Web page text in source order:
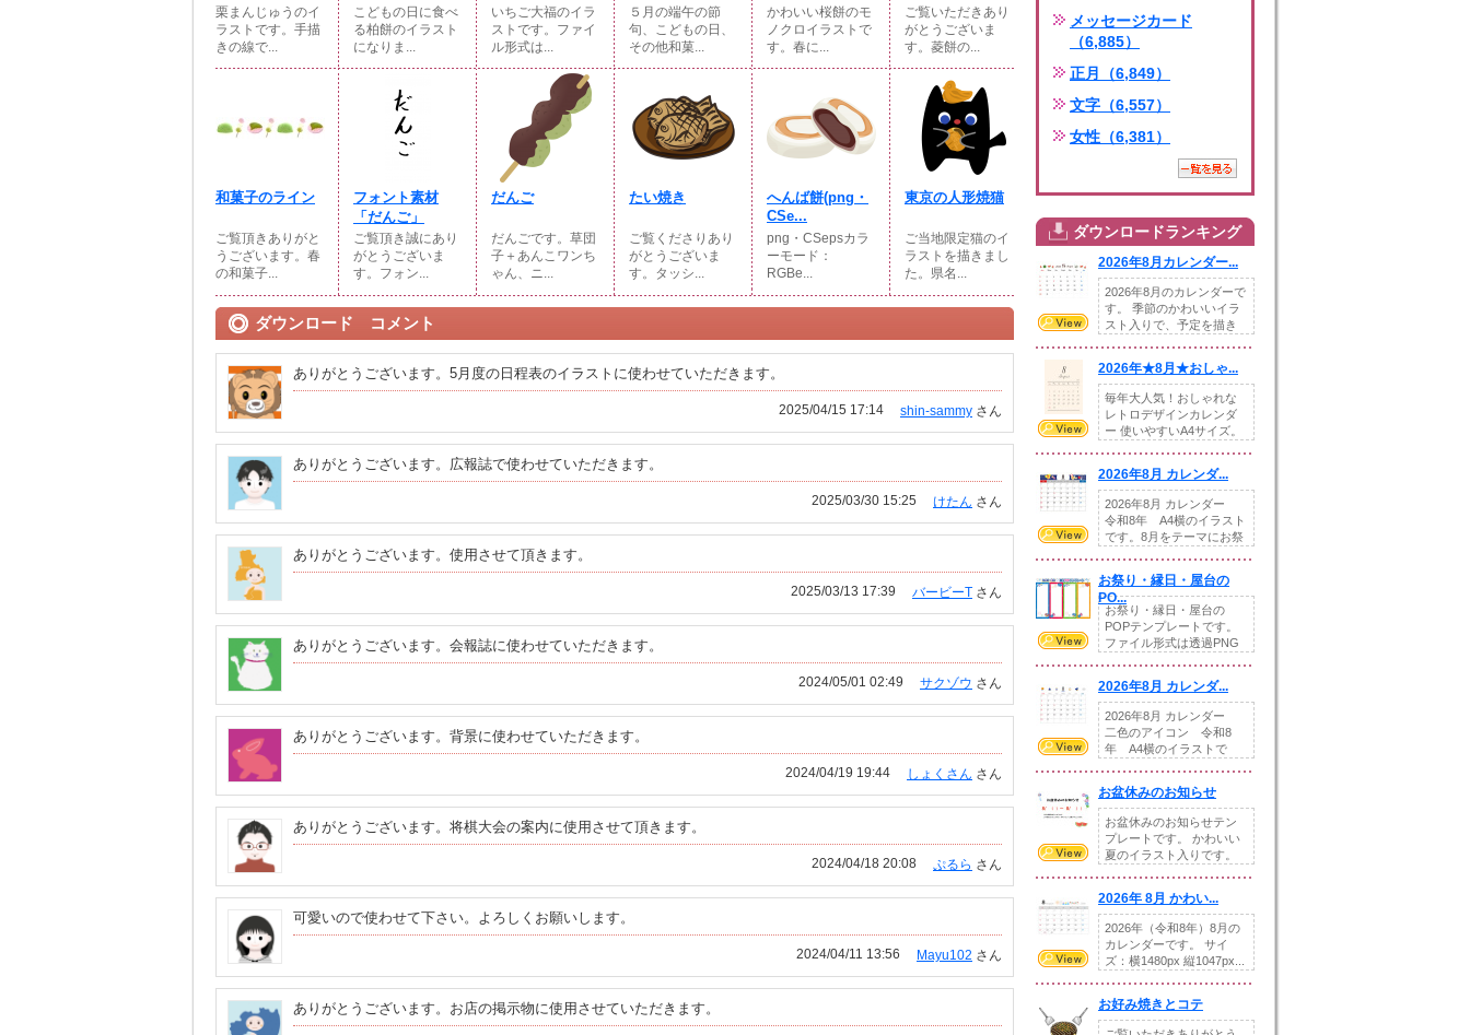
栗まんじゅうのイ
ラストです。手描
きの線で...
こどもの日に食べ
る柏餅のイラスト
になりま...
いちご大福のイラ
ストです。ファイ
ル形式は...
５月の端午の節
句、こどもの日、
その他和菓...
かわいい桜餅のモ
ノクロイラストで
す。春に...
ご覧いただきあり
がとうございま
す。菱餅の...
和菓子のライン
ご覧頂きありがと
うございます。春
の和菓子...
フォント素材
「だんご」
ご覧頂き誠にあり
がとうございま
す。フォン...
だんご
だんごです。草団
子＋あんこワンち
ゃん、ニ...
たい焼き
ご覧くださりあり
がとうございま
す。タッシ...
へんば餅(png・
CSe...
png・CSepsカラ
ーモード：
RGBe...
東京の人形焼猫
ご当地限定猫のイ
ラストを描きまし
た。県名...
ダウンロード コメント
ありがとうございます。5月度の日程表のイラストに使わせていただきます。
shin-sammy さん
2025/04/15 17:14
ありがとうございます。広報誌で使わせていただきます。
けたん さん
2025/03/30 15:25
ありがとうございます。使用させて頂きます。
バービーT さん
2025/03/13 17:39
ありがとうございます。会報誌に使わせていただきます。
サクゾウ さん
2024/05/01 02:49
ありがとうございます。背景に使わせていただきます。
しょくさん さん
2024/04/19 19:44
ありがとうございます。将棋大会の案内に使用させて頂きます。
ぷるら さん
2024/04/18 20:08
可愛いので使わせて下さい。よろしくお願いします。
Mayu102 さん
2024/04/11 13:56
ありがとうございます。お店の掲示物に使用させていただきます。
メッセージカード
（6,885）
正月（6,849）
文字（6,557）
女性（6,381）
ダウンロードランキング
2026年8月カレンダー...
2026年8月のカレンダーで
す。 季節のかわいいイラ
スト入りで、予定を描き
2026年★8月★おしゃ...
毎年大人気！おしゃれな
レトロデザインカレンダ
ー 使いやすいA4サイズ。
2026年8月 カレンダ...
2026年8月 カレンダー
令和8年 A4横のイラスト
です。8月をテーマにお祭
お祭り・縁日・屋台の
PO...
お祭り・縁日・屋台の
POPテンプレートです。
ファイル形式は透過PNG
2026年8月 カレンダ...
2026年8月 カレンダー
二色のアイコン 令和8
年 A4横のイラストで
お盆休みのお知らせ
お盆休みのお知らせテン
プレートです。 かわいい
夏のイラスト入りです。
2026年 8月 かわい...
2026年（令和8年）8月の
カレンダーです。 サイ
ズ：横1480px 縦1047px...
お好み焼きとコテ